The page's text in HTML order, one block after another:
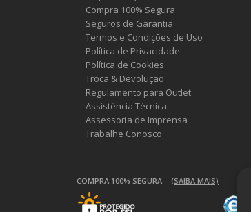
Compra 100% Segura
Seguros de Garantia
Termos e Condições de Uso
Política de Privacidade
Política de Cookies
Troca & Devolução
Regulamento para Outlet
Assistência Técnica
Assessoria de Imprensa
Trabalhe Conosco
COMPRA 100% SEGURA (SAIBA MAIS)